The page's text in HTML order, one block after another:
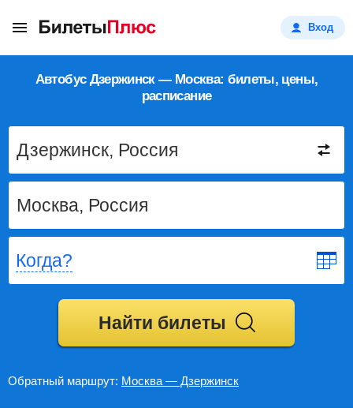
Вход
Автобус Дзержинск — Москва: билеты, цены,
расписание
Когда?
Найти билеты
Обратный маршрут: Москва — Дзержинск